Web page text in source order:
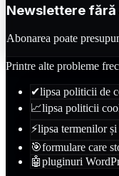
Newslettere
Abonarea poate
Printre alte probleme
✔lipsa politicii de
📈lipsa politicii
⚡lipsa termenilor
🎯formulare care
🤖pluginuri